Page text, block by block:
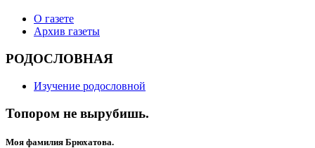
О газете
Архив газеты
РОДОСЛОВНАЯ
Изучение родословной
Топором не вырубишь.
Моя фамилия Брюхатова.